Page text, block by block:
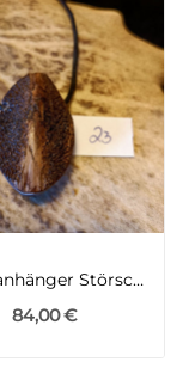
Kettenanhänger Störschuppe mit Thuja
84,00 €